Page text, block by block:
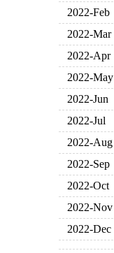
2022-Feb
2022-Mar
2022-Apr
2022-May
2022-Jun
2022-Jul
2022-Aug
2022-Sep
2022-Oct
2022-Nov
2022-Dec